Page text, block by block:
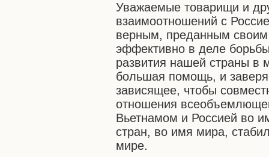
Уважаемые товарищи и
взаимоотношений с
верным, преданным своим
эффективно в деле
развития нашей страны в
большая помощь, и
зависящее, чтобы
отношения
Вьетнамом и Россией во
стран, во имя мира,
мире.